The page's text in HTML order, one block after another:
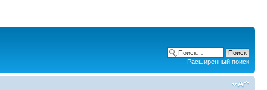
Расширенный поиск